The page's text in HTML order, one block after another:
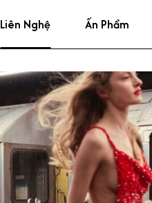
Liên Nghệ Ấn Phẩm